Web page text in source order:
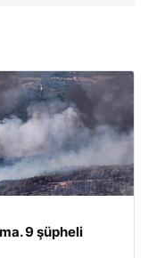
9 şüpheli